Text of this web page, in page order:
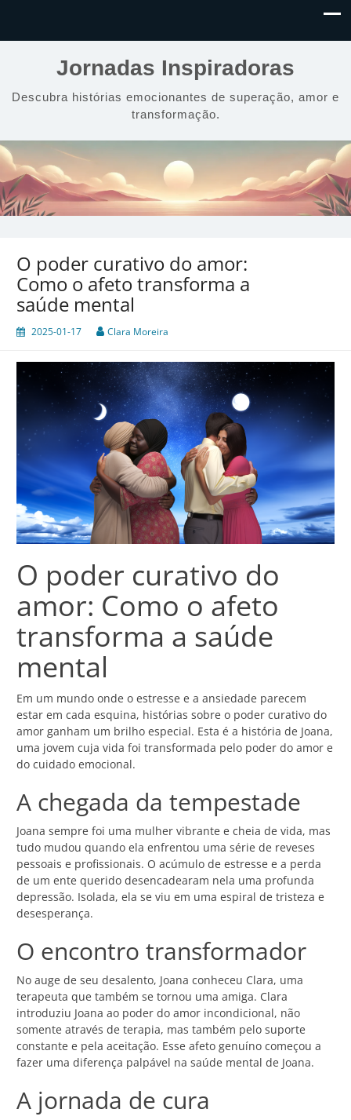
Jornadas Inspiradoras
Descubra histórias emocionantes de superação, amor e
transformação.
O poder curativo do amor:
Como o afeto transforma a
saúde mental
2025-01-17 Clara Moreira
O poder curativo do
amor: Como o afeto
transforma a saúde
mental
Em um mundo onde o estresse e a ansiedade parecem
estar em cada esquina, histórias sobre o poder curativo do
amor ganham um brilho especial. Esta é a história de Joana,
uma jovem cuja vida foi transformada pelo poder do amor e
do cuidado emocional.
A chegada da tempestade
Joana sempre foi uma mulher vibrante e cheia de vida, mas
tudo mudou quando ela enfrentou uma série de reveses
pessoais e profissionais. O acúmulo de estresse e a perda
de um ente querido desencadearam nela uma profunda
depressão. Isolada, ela se viu em uma espiral de tristeza e
desesperança.
O encontro transformador
No auge de seu desalento, Joana conheceu Clara, uma
terapeuta que também se tornou uma amiga. Clara
introduziu Joana ao poder do amor incondicional, não
somente através de terapia, mas também pelo suporte
constante e pela aceitação. Esse afeto genuíno começou a
fazer uma diferença palpável na saúde mental de Joana.
A jornada de cura